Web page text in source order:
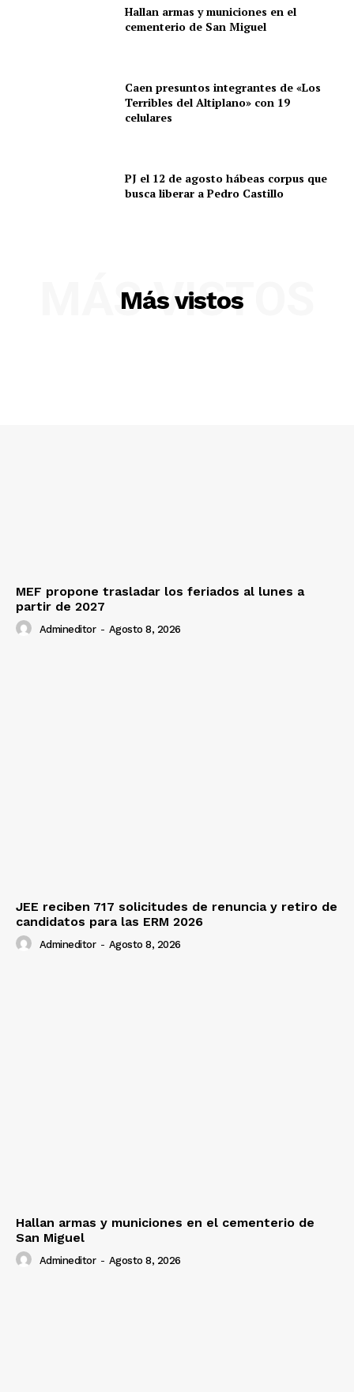
Hallan armas y municiones en el
cementerio de San Miguel
Caen presuntos integrantes de «Los
Terribles del Altiplano» con 19
celulares
PJ el 12 de agosto hábeas corpus que
busca liberar a Pedro Castillo
Más vistos
MÁS VISTOS
MEF propone trasladar los feriados al lunes a
partir de 2027
Admineditor - Agosto 8, 2026
JEE reciben 717 solicitudes de renuncia y retiro de
candidatos para las ERM 2026
Admineditor - Agosto 8, 2026
Hallan armas y municiones en el cementerio de
San Miguel
Admineditor - Agosto 8, 2026